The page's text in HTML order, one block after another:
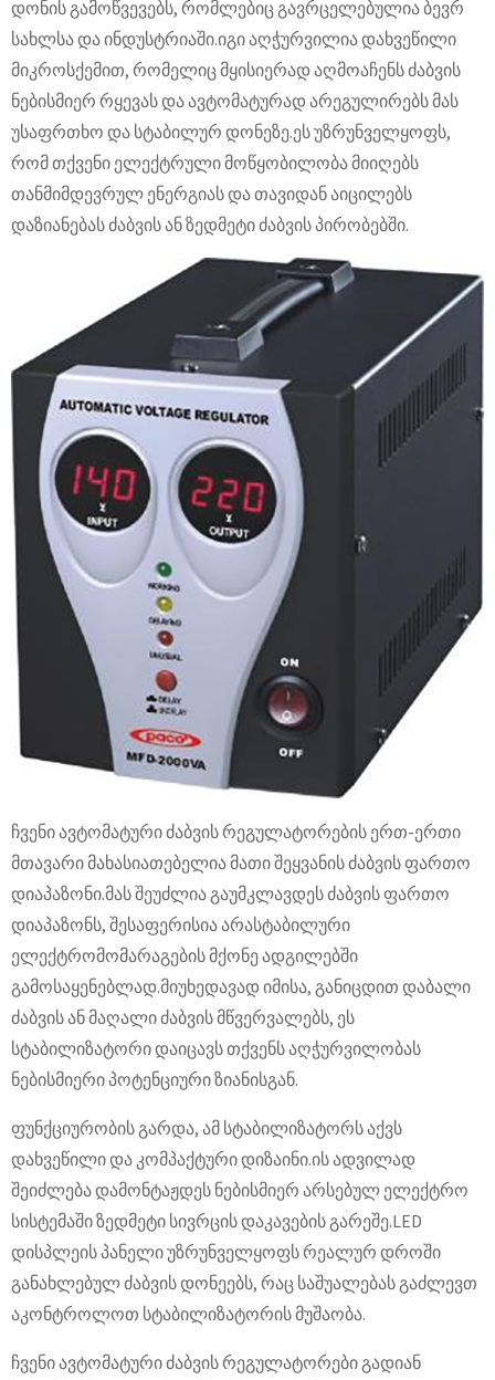
დონის გამოწვევებს, რომლებიც გავრცელებულია ბევრ
სახლსა და ინდუსტრიაში.იგი აღჭურვილია დახვეწილი
მიკროსქემით, რომელიც მყისიერად აღმოაჩენს ძაბვის
ნებისმიერ რყევას და ავტომატურად არეგულირებს მას
უსაფრთხო და სტაბილურ დონეზე.ეს უზრუნველყოფს,
რომ თქვენი ელექტრული მოწყობილობა მიიღებს
თანმიმდევრულ ენერგიას და თავიდან აიცილებს
დაზიანებას ძაბვის ან ზედმეტი ძაბვის პირობებში.
ჩვენი ავტომატური ძაბვის რეგულატორების ერთ-ერთი
მთავარი მახასიათებელია მათი შეყვანის ძაბვის ფართო
დიაპაზონი.მას შეუძლია გაუმკლავდეს ძაბვის ფართო
დიაპაზონს, შესაფერისია არასტაბილური
ელექტრომომარაგების მქონე ადგილებში
გამოსაყენებლად.მიუხედავად იმისა, განიცდით დაბალი
ძაბვის ან მაღალი ძაბვის მწვერვალებს, ეს
სტაბილიზატორი დაიცავს თქვენს აღჭურვილობას
ნებისმიერი პოტენციური ზიანისგან.
ფუნქციურობის გარდა, ამ სტაბილიზატორს აქვს
დახვეწილი და კომპაქტური დიზაინი.ის ადვილად
შეიძლება დამონტაჟდეს ნებისმიერ არსებულ ელექტრო
სისტემაში ზედმეტი სივრცის დაკავების გარეშე.LED
დისპლეის პანელი უზრუნველყოფს რეალურ დროში
განახლებულ ძაბვის დონეებს, რაც საშუალებას გაძლევთ
აკონტროლოთ სტაბილიზატორის მუშაობა.
ჩვენი ავტომატური ძაბვის რეგულატორები გადიან